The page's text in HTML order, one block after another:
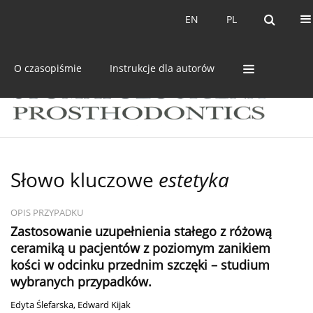
PL
EN PL
EN
O czasopiśmie Instrukcje dla autorów
Słowo kluczowe estetyka
OPIS PRZYPADKU
Zastosowanie uzupełnienia stałego z różową
ceramiką u pacjentów z poziomym zanikiem
kości w odcinku przednim szczęki – studium
wybranych przypadków.
Edyta Ślefarska, Edward Kijak